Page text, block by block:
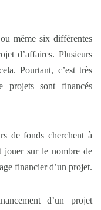
même six différentes
d’affaires. Plusieurs
Pourtant, c’est très
projets sont financés
de fonds cherchent à
jouer sur le nombre de
financier d’un projet.
d’un projet